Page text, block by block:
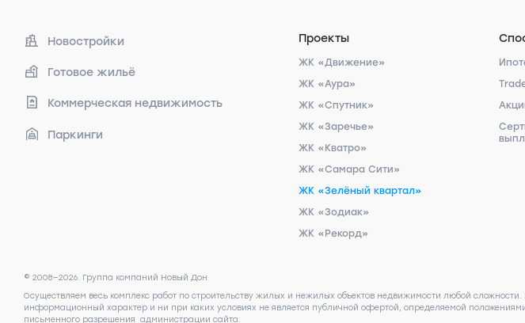
Новостройки
Готовое жильё
Коммерческая недвижимость
Паркинги
Проекты
ЖК «Движение»
ЖК «Аура»
ЖК «Спутник»
ЖК «Заречье»
ЖК «Кватро»
ЖК «Самара Сити»
ЖК «Зелёный квартал»
ЖК «Зодиак»
ЖК «Рекорд»
© 2008—2026. Группа компаний Новый Дон
Осуществляем весь комплекс работ по строительству жилых и нежилых объектов недвижимости любой
информационный характер и ни при каких условиях не является публичной офертой, определяемой
письменного разрешения администрации сайта.